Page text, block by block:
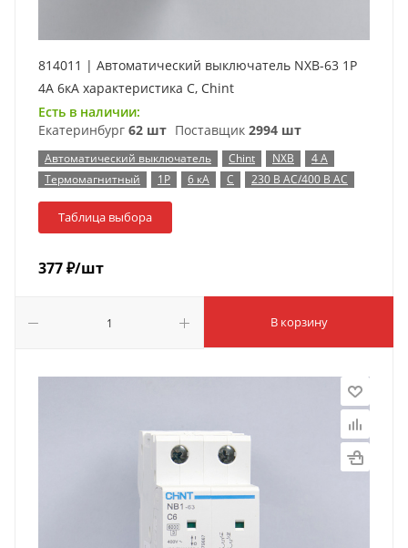
814011 | Автоматический выключатель NXB-63 1P
4А 6кА характеристика C, Chint
Есть в наличии:
Екатеринбург 62 шт Поставщик 2994 шт
Автоматический выключатель Chint NXB
4 А
Термомагнитный
1P 6 кА C 230 В AC/400 В AC
Таблица выбора
377₽/шт
В корзину